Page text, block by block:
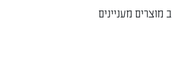
מוצרים מעניינים